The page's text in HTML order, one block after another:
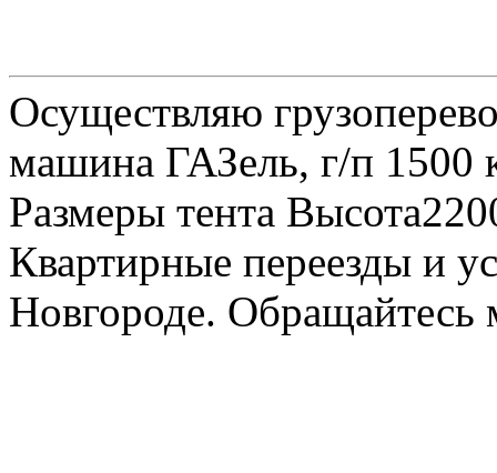
Осуществляю
машина ГАЗель, г/п 1500
Размеры тента
Квартирные переезды и
Новгороде.